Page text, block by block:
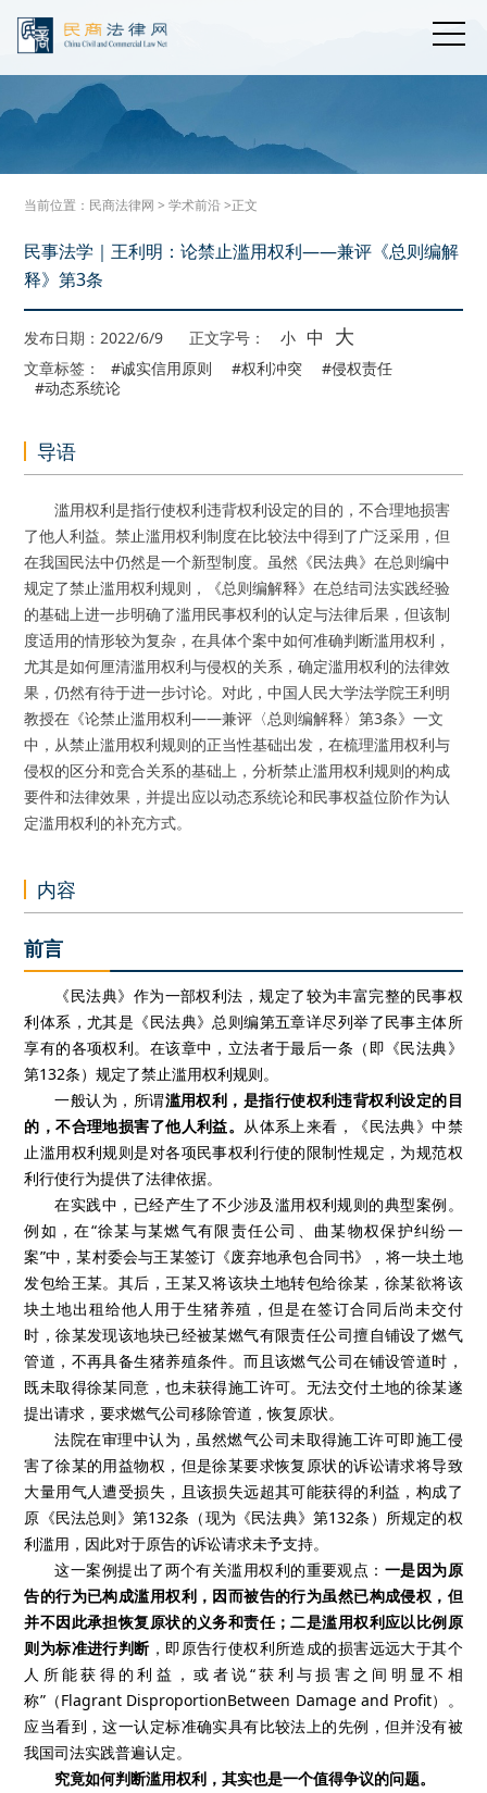
当前位置： 民商法律网 >学术前沿>正文
民事法学｜王利明：论禁止滥用权利——兼评《总则编解
释》第3条
发布日期：2022/6/9 正文字号： 小 中 大
文章标签： #诚实信用原则 #权利冲突
#侵权责任
#动态系统论
导语
滥用权利是指行使权利违背权利设定的目的，不合理地损害
了他人利益。禁止滥用权利制度在比较法中得到了广泛采用，但
在我国民法中仍然是一个新型制度。虽然《民法典》在总则编中
规定了禁止滥用权利规则，《总则编解释》在总结司法实践经验
的基础上进一步明确了滥用民事权利的认定与法律后果，但该制
度适用的情形较为复杂，在具体个案中如何准确判断滥用权利，
尤其是如何厘清滥用权利与侵权的关系，确定滥用权利的法律效
果，仍然有待于进一步讨论。对此，中国人民大学法学院王利明
教授在《论禁止滥用权利——兼评〈总则编解释〉第3条》一文
中，从禁止滥用权利规则的正当性基础出发，在梳理滥用权利与
侵权的区分和竞合关系的基础上，分析禁止滥用权利规则的构成
要件和法律效果，并提出应以动态系统论和民事权益位阶作为认
定滥用权利的补充方式。
内容
前言
《民法典》作为一部权利法，规定了较为丰富完整的民事权
利体系，尤其是《民法典》总则编第五章详尽列举了民事主体所
享有的各项权利。在该章中，立法者于最后一条（即《民法典》
第132条）规定了禁止滥用权利规则。
一般认为，所谓滥用权利，是指行使权利违背权利设定的目
的，不合理地损害了他人利益。 从体系上来看，《民法典》中禁
止滥用权利规则是对各项民事权利行使的限制性规定，为规范权
利行使行为提供了法律依据。
在实践中，已经产生了不少涉及滥用权利规则的典型案例。
例如，在“徐某与某燃气有限责任公司、曲某物权保护纠纷一
案”中，某村委会与王某签订《废弃地承包合同书》，将一块土地
发包给王某。其后，王某又将该块土地转包给徐某，徐某欲将该
块土地出租给他人用于生猪养殖，但是在签订合同后尚未交付
时，徐某发现该地块已经被某燃气有限责任公司擅自铺设了燃气
管道，不再具备生猪养殖条件。而且该燃气公司在铺设管道时，
既未取得徐某同意，也未获得施工许可。无法交付土地的徐某遂
提出请求，要求燃气公司移除管道，恢复原状。
法院在审理中认为，虽然燃气公司未取得施工许可即施工侵
害了徐某的用益物权，但是徐某要求恢复原状的诉讼请求将导致
大量用气人遭受损失，且该损失远超其可能获得的利益，构成了
原《民法总则》第132条（现为《民法典》第132条）所规定的权
利滥用，因此对于原告的诉讼请求未予支持。
这一案例提出了两个有关滥用权利的重要观点： 一是因为原
告的行为已构成滥用权利，因而被告的行为虽然已构成侵权，但
并不因此承担恢复原状的义务和责任；二是滥用权利应以比例原
则为标准进行判断 ，即原告行使权利所造成的损害远远大于其个
人所能获得的利益，或者说“获利与损害之间明显不相
称”（Flagrant DisproportionBetween Damage and Profit）。
应当看到，这一认定标准确实具有比较法上的先例，但并没有被
我国司法实践普遍认定。
究竟如何判断滥用权利，其实也是一个值得争议的问题。